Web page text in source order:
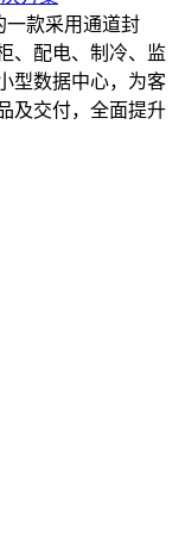
一款采用通道封
、配电、制冷、监
型数据中心，为客
及交付，全面提升